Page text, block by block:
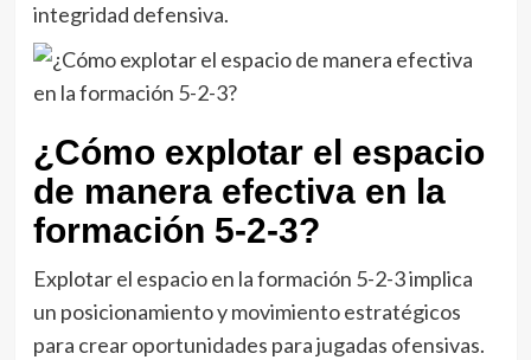
integridad defensiva.
¿Cómo explotar el espacio
de manera efectiva en la
formación 5-2-3?
Explotar el espacio en la formación 5-2-3 implica
un posicionamiento y movimiento estratégicos
para crear oportunidades para jugadas ofensivas.